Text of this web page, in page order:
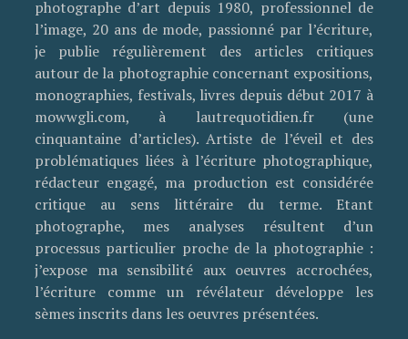
photographe d’art depuis 1980, professionnel de
l’image, 20 ans de mode, passionné par l’écriture,
je publie régulièrement des articles critiques
autour de la photographie concernant expositions,
monographies, festivals, livres depuis début 2017 à
mowwgli.com, à lautrequotidien.fr (une
cinquantaine d’articles). Artiste de l’éveil et des
problématiques liées à l’écriture photographique,
rédacteur engagé, ma production est considérée
critique au sens littéraire du terme. Etant
photographe, mes analyses résultent d’un
processus particulier proche de la photographie :
j’expose ma sensibilité aux oeuvres accrochées,
l’écriture comme un révélateur développe les
sèmes inscrits dans les oeuvres présentées.